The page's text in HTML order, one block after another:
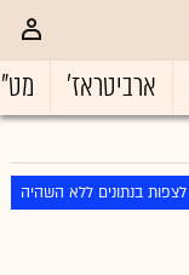
ארביטראז'
לצפות בנתונים ללא השהיה